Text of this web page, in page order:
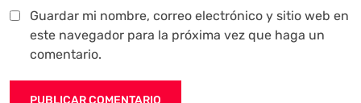
Guardar mi nombre, correo electrónico y sitio web en
este navegador para la próxima vez que haga un
comentario.